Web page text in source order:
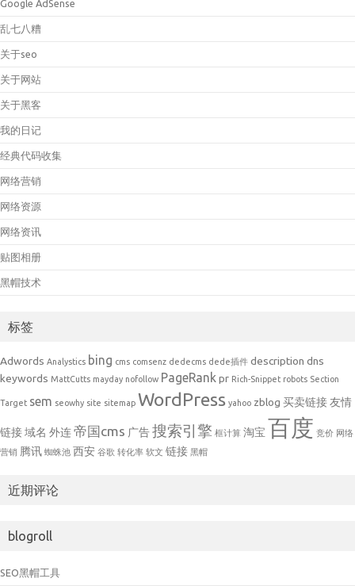
Google AdSense
乱七八糟
关于seo
关于网站
关于黑客
我的日记
经典代码收集
网络营销
网络资源
网络资讯
贴图相册
黑帽技术
标签
Adwords Analystics bing cms comsenz dedecms dede插件 description dns
keywords MattCutts mayday nofollow PageRank pr Rich-Snippet robots Section
Target sem seowhy site sitemap WordPress yahoo zblog 买卖链接友情
链接域名 外连帝国cms 广告搜索引擎 框计算 淘宝 百度 竞价 网络
营销 腾讯 蜘蛛池 西安 谷歌 转化率 软文 链接 黑帽
近期评论
blogroll
SEO黑帽工具